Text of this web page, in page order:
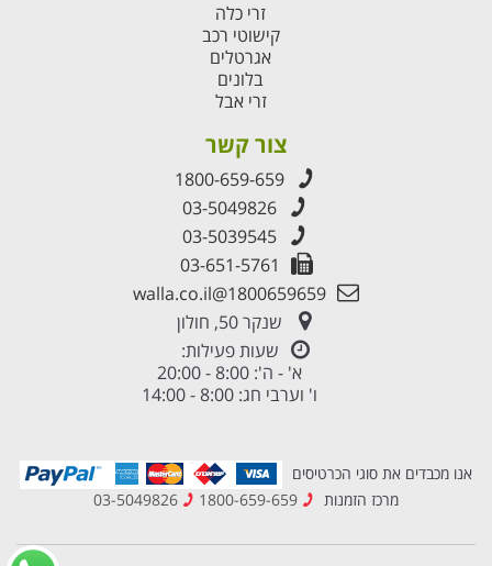
זרי כלה
קישוטי רכב
אגרטלים
בלונים
זרי אבל
צור קשר
1800-659-659
03-5049826
03-5039545
03-651-5761
1800659659@walla.co.il
שנקר 50, חולון
שעות פעילות:
א' - ה': 8:00 - 20:00
ו' וערבי חג: 8:00 - 14:00
אנו מכבדים את סוגי הכרטיסים
מרכז הזמנות